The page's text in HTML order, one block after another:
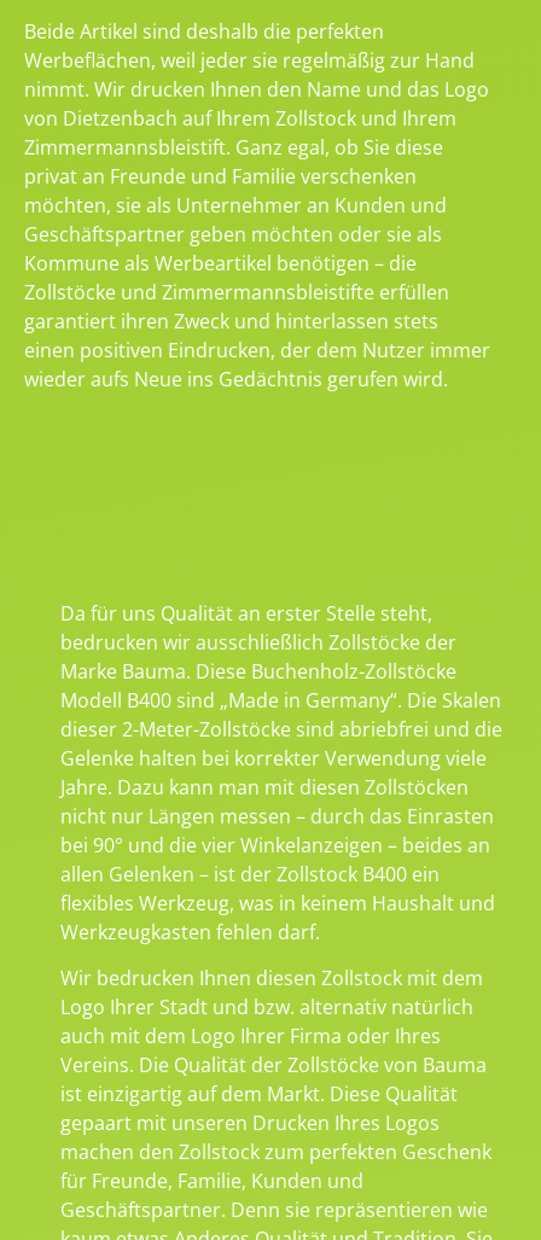
Beide Artikel sind deshalb die perfekten
Werbeflächen, weil jeder sie regelmäßig zur Hand
nimmt. Wir drucken Ihnen den Name und das Logo
von Dietzenbach auf Ihrem Zollstock und Ihrem
Zimmermannsbleistift. Ganz egal, ob Sie diese
privat an Freunde und Familie verschenken
möchten, sie als Unternehmer an Kunden und
Geschäftspartner geben möchten oder sie als
Kommune als Werbeartikel benötigen – die
Zollstöcke und Zimmermannsbleistifte erfüllen
garantiert ihren Zweck und hinterlassen stets
einen positiven Eindrucken, der dem Nutzer immer
wieder aufs Neue ins Gedächtnis gerufen wird.
Da für uns Qualität an erster Stelle steht,
bedrucken wir ausschließlich Zollstöcke der
Marke Bauma. Diese Buchenholz-Zollstöcke
Modell B400 sind „Made in Germany“. Die Skalen
dieser 2-Meter-Zollstöcke sind abriebfrei und die
Gelenke halten bei korrekter Verwendung viele
Jahre. Dazu kann man mit diesen Zollstöcken
nicht nur Längen messen – durch das Einrasten
bei 90° und die vier Winkelanzeigen – beides an
allen Gelenken – ist der Zollstock B400 ein
flexibles Werkzeug, was in keinem Haushalt und
Werkzeugkasten fehlen darf.
Wir bedrucken Ihnen diesen Zollstock mit dem
Logo Ihrer Stadt und bzw. alternativ natürlich
auch mit dem Logo Ihrer Firma oder Ihres
Vereins. Die Qualität der Zollstöcke von Bauma
ist einzigartig auf dem Markt. Diese Qualität
gepaart mit unseren Drucken Ihres Logos
machen den Zollstock zum perfekten Geschenk
für Freunde, Familie, Kunden und
Geschäftspartner. Denn sie repräsentieren wie